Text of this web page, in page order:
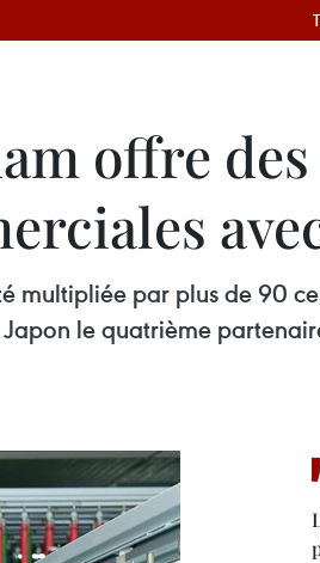
offre
multipliée par plus de 90
le quatrième